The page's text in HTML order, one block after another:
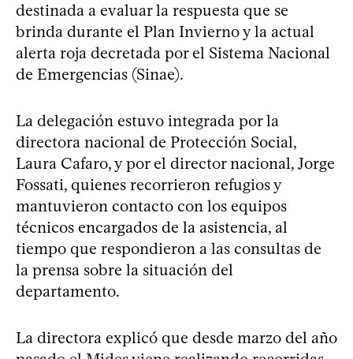
destinada a evaluar la respuesta que se
brinda durante el Plan Invierno y la actual
alerta roja decretada por el Sistema Nacional
de Emergencias (Sinae).
La delegación estuvo integrada por la
directora nacional de Protección Social,
Laura Cafaro, y por el director nacional, Jorge
Fossati, quienes recorrieron refugios y
mantuvieron contacto con los equipos
técnicos encargados de la asistencia, al
tiempo que respondieron a las consultas de
la prensa sobre la situación del
departamento.
La directora explicó que desde marzo del año